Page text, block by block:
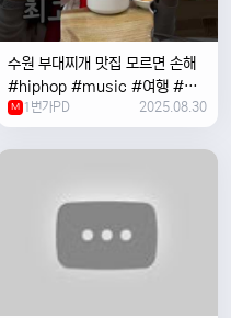
수원 부대찌개 맛집 모르면 손해
#hiphop #music #여행 #맛
집 #수원 #한국여행 #베트남여
자 #혼자여행
M 1번가PD 2025.08.30